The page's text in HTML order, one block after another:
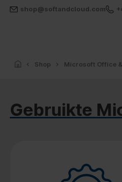
shop@softandcloud.com
Shop Microsoft Office
Gebruikte